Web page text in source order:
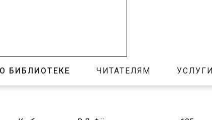
О БИБЛИОТЕКЕ ЧИТАТЕЛЯМ УСЛУГИ